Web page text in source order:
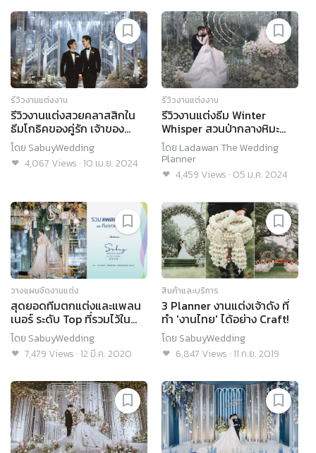
รีวิวงานแต่งงาน
รีวิวงานแต่งสวยคลาสสิกใน
ธีมโกธิคของคู่รัก เจ้าของ
แบรนด์ Lust Wedding
Design
โดย SabuyWedding
4,067 Views ·10 เม.ย. 2024
รีวิวงานแต่งงาน
รีวิวงานแต่งธีม Winter
Whisper สวนป่ากลางหิมะ
สวยหรูดุจเทพนิยาย By
Ladawan The Wedding
Planner
โดย Ladawan The Wedding
Planner
4,459 Views · 05 ม.ค. 2024
วางแผนจัดงานแต่ง
สุดยอดทีมตกแต่งและแพลน
เนอร์ ระดับ Top ที่รวมไว้ใน
งาน SabuyWedding
Festival 2020!
โดย SabuyWedding
7,479 Views ·12 มี.ค. 2020
สินค้าและบริการ
3 Planner งานแต่งเจ้าดัง ที่
ทำ 'งานไทย' ได้อย่าง Craft!
โดย SabuyWedding
6,847 Views ·11 ก.ย. 2019